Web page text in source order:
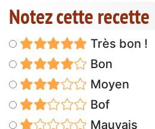
Notez cette recette
Très bon !
Bon
Moyen
Bof
Mauvais